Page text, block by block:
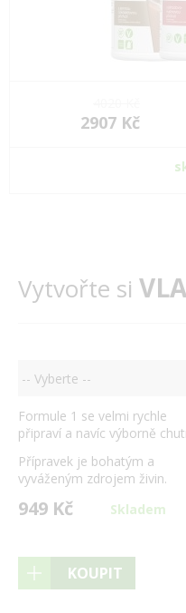
2907 Kč
Vytvořte si
Formule 1 se velmi rychle
připraví a navíc výborně
Přípravek je bohatým a
vyváženým zdrojem živin.
949 Kč Skladem
KOUPIT